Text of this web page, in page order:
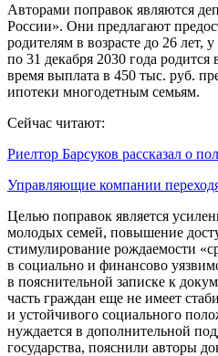
Авторами поправок являются
России». Они предлагают
родителям в возрасте до 26 лет,
по 31 декабря 2030 года
время выплата в 450 тыс. руб.
ипотеки многодетным семьям.
Сейчас читают:
Риелтор Барсуков рассказал о
Управляющие компании
Целью поправок является
молодых семей, повышение
стимулирование рождаемости
в социально и финансово
в пояснительной записке к
часть граждан еще не имеет
и устойчивого социального
нуждается в дополнительной
государства, пояснили авторы